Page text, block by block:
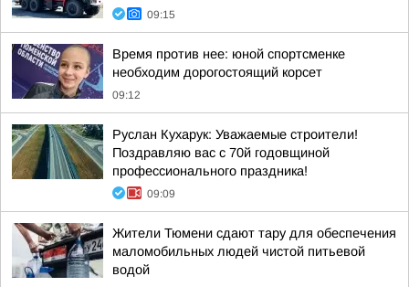
09:15
Время против нее: юной спортсменке
необходим дорогостоящий корсет
09:12
Руслан Кухарук: Уважаемые строители!
Поздравляю вас с 70й годовщиной
профессионального праздника!
09:09
Жители Тюмени сдают тару для обеспечения
маломобильных людей чистой питьевой
водой